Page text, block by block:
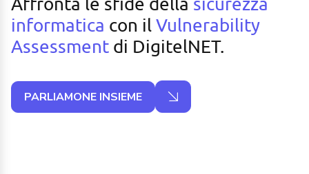
informatica con ilVulnerability
Assessment di DigitelNET.
PARLIAMONE INSIEME